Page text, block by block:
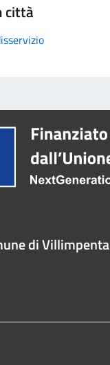
città
di Villimpenta